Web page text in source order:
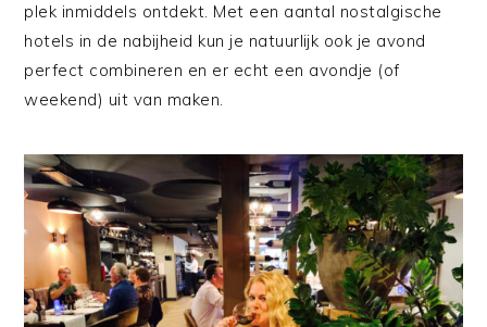
plek inmiddels ontdekt. Met een aantal nostalgische
hotels in de nabijheid kun je natuurlijk ook je avond
perfect combineren en er echt een avondje (of
weekend) uit van maken.